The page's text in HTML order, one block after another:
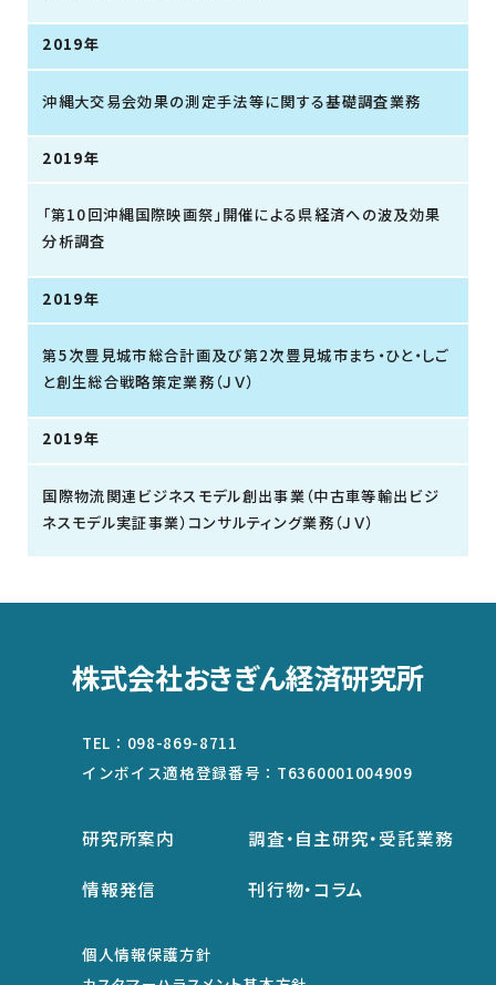
2019年
沖縄大交易会効果の測定手法等に関する基礎調査業務
2019年
「第10回沖縄国際映画祭」開催による県経済への波及効果
分析調査
2019年
第5次豊見城市総合計画及び第2次豊見城市まち・ひと・しご
と創生総合戦略策定業務（ＪＶ）
2019年
国際物流関連ビジネスモデル創出事業（中古車等輸出ビジ
ネスモデル実証事業）コンサルティング業務（ＪＶ）
株式会社おきぎん経済研究所
TEL： 098-869-8711
インボイス適格登録番号： T6360001004909
研究所案内
情報発信
調査・自主研究・受託業務
刊行物・コラム
個人情報保護方針